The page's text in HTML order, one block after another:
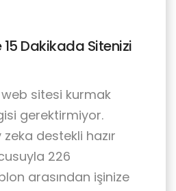
Dakikada Sitenizi
sitesi kurmak
gerektirmiyor.
destekli hazır
226
arasından işinize